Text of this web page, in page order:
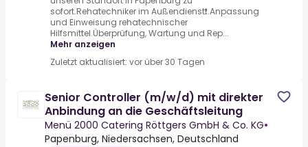
sofort.Rehatechniker im Außendienst❗️.Anpassung
und Einweisung rehatechnischer
Hilfsmittel.Überprüfung, Wartung und Rep...
Mehr anzeigen
Zuletzt aktualisiert: vor über 30 Tagen
Senior Controller (m/w/d) mit direkter
Anbindung an die Geschäftsleitung
Menü 2000 Catering Röttgers GmbH & Co. KG•
Papenburg, Niedersachsen, Deutschland